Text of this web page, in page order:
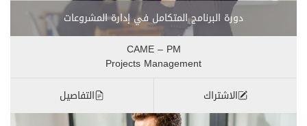
دورة البرنامج المتكامل في إدارة المشروعات
CAME – PM
Projects Management
الاشتراك
التفاصيل